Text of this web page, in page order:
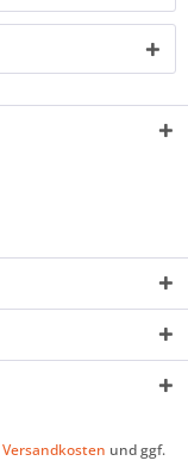
Versandkosten und ggf.